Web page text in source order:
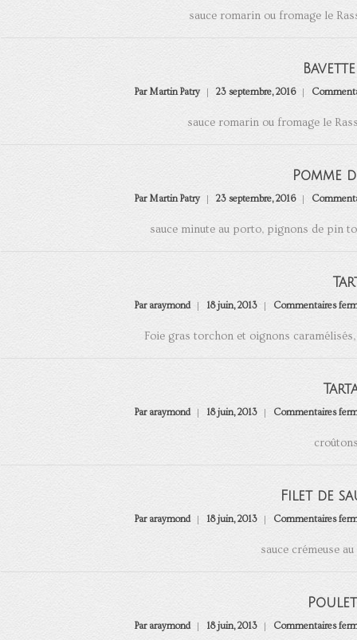
sauce romarin ou fromage le
Par Martin Patry 23 septembre, 2016
sauce romarin ou fromage le
Pomme
Par Martin Patry 23 septembre, 2016
sauce minute au porto, pignons de pin
Par araymond 18 juin, 2013 Commentaires
Foie gras torchon et oignons
Par araymond 18 juin, 2013 Commentaires
Filet de
Par araymond 18 juin, 2013 Commentaires
sauce crémeuse
Par araymond 18 juin, 2013 Commentaires